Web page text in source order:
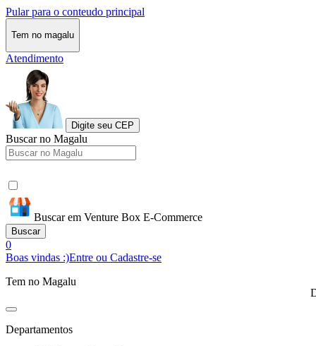
Pular para o conteudo principal
Tem no magalu
Atendimento
Digite seu CEP
Buscar no Magalu
Buscar em Venture Box E-Commerce
Buscar
0
Boas vindas :)Entre ou Cadastre-se
Tem no Magalu
Departamentos